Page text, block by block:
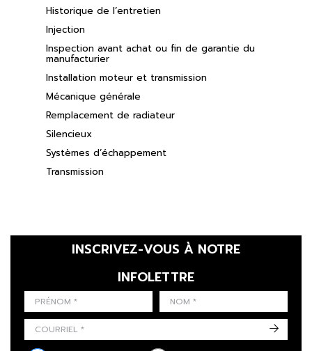
Historique de l’entretien
Injection
Inspection avant achat ou fin de garantie du
manufacturier
Installation moteur et transmission
Mécanique générale
Remplacement de radiateur
Silencieux
Systèmes d’échappement
Transmission
PRÉNOM
LAST NAME
INSCRIVEZ-VOUS À NOTRE
INFOLETTRE
LANGUE
->